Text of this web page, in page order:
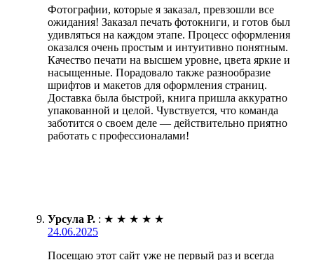
Фотографии, которые я заказал, превзошли все
ожидания! Заказал печать фотокниги, и готов был
удивляться на каждом этапе. Процесс оформления
оказался очень простым и интуитивно понятным.
Качество печати на высшем уровне, цвета яркие и
насыщенные. Порадовало также разнообразие
шрифтов и макетов для оформления страниц.
Доставка была быстрой, книга пришла аккуратно
упакованной и целой. Чувствуется, что команда
заботится о своем деле — действительно приятно
работать с профессионалами!
Урсула Р. : ★ ★ ★ ★ ★
24.06.2025
Посещаю этот сайт уже не первый раз и всегда